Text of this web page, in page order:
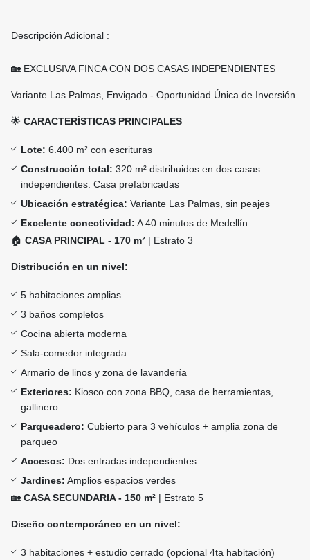
Descripción Adicional :
🏡 EXCLUSIVA FINCA CON DOS CASAS INDEPENDIENTES
Variante Las Palmas, Envigado - Oportunidad Única de Inversión
🌟 CARACTERÍSTICAS PRINCIPALES
Lote: 6.400 m² con escrituras
Construcción total: 320 m² distribuidos en dos casas
independientes. Casa prefabricadas
Ubicación estratégica: Variante Las Palmas, sin peajes
Excelente conectividad: A 40 minutos de Medellín
🏠 CASA PRINCIPAL - 170 m² | Estrato 3
Distribución en un nivel:
5 habitaciones amplias
3 baños completos
Cocina abierta moderna
Sala-comedor integrada
Armario de linos y zona de lavandería
Exteriores: Kiosco con zona BBQ, casa de herramientas,
gallinero
Parqueadero: Cubierto para 3 vehículos + amplia zona de
parqueo
Accesos: Dos entradas independientes
Jardines: Amplios espacios verdes
🏡 CASA SECUNDARIA - 150 m² | Estrato 5
Diseño contemporáneo en un nivel:
3 habitaciones + estudio cerrado (opcional 4ta habitación)